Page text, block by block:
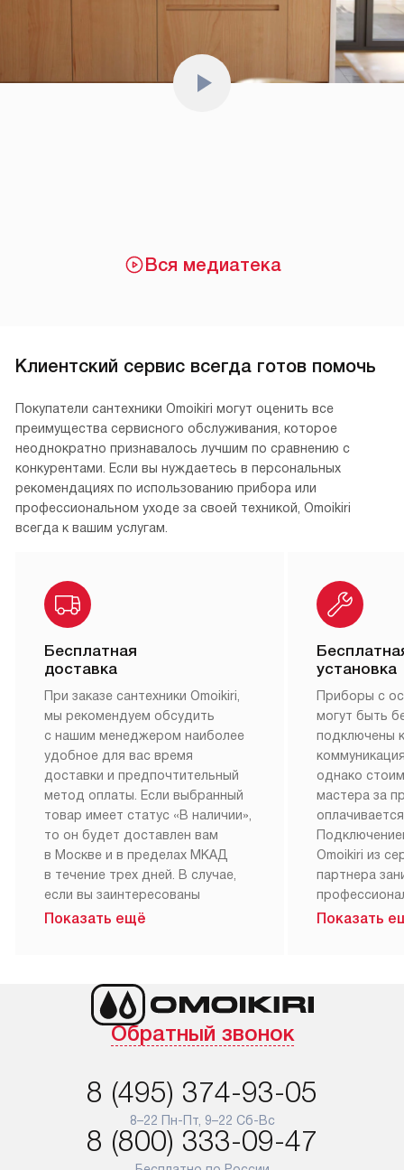
Вся медиатека
Клиентский сервис всегда готов помочь
Покупатели сантехники Omoikiri могут оценить все
преимущества сервисного обслуживания, которое
неоднократно признавалось лучшим по сравнению с
конкурентами. Если вы нуждаетесь в персональных
рекомендациях по использованию прибора или
профессиональном уходе за своей техникой, Omoikiri
всегда к вашим услугам.
Бесплатная
доставка
При заказе сантехники Omoikiri,
мы рекомендуем обсудить
с нашим менеджером наиболее
удобное для вас время
доставки и предпочтительный
метод оплаты. Если выбранный
товар имеет статус «В наличии»,
то он будет доставлен вам
в Москве и в пределах МКАД
в течение трех дней. В случае,
если вы заинтересованы
в товаре, который доступен
менеджером на сайте. Товары
с особым лейблом
доставляются бесплатно
аксессуаров не предусмотрена.
Для доставки в другие регионы
мы используем услуги
Показать ещё
установка
Приборы с
могут быть
подключены
однако
мастера за
Omoikiri из
партнера
Наш сервис
Показать
Обратный звонок
8 (495) 374-93-05
8–22 Пн-Пт, 9–22 Сб-Вс
8 (800) 333-09-47